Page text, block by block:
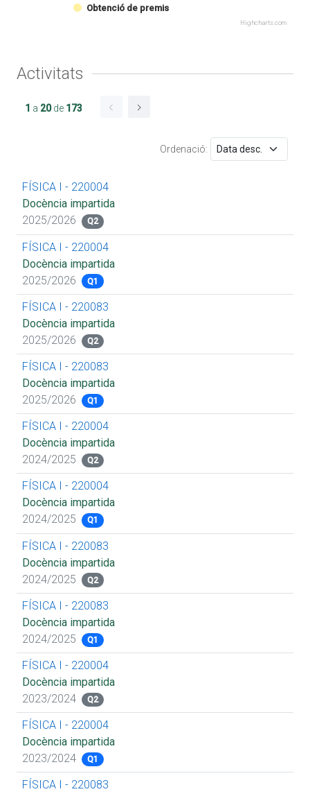
Obtenció de premis
Highcharts.com
Activitats
1 a 20de 173
Ordenació:
FÍSICA I - 220004
Docència impartida
2025/2026
Q2
FÍSICA I - 220004
Docència impartida
2025/2026
Q1
FÍSICA I - 220083
Docència impartida
2025/2026
Q2
FÍSICA I - 220083
Docència impartida
2025/2026
Q1
FÍSICA I - 220004
Docència impartida
2024/2025
Q2
FÍSICA I - 220004
Docència impartida
2024/2025
Q1
FÍSICA I - 220083
Docència impartida
2024/2025
Q2
FÍSICA I - 220083
Docència impartida
2024/2025
Q1
FÍSICA I - 220004
Docència impartida
2023/2024
Q2
FÍSICA I - 220004
Docència impartida
2023/2024
Q1
FÍSICA I - 220083